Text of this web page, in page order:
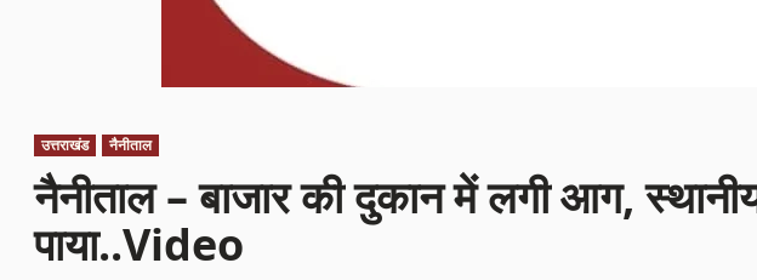
उत्तराखंड नैनीताल
नैनीताल – बाजार की दुकान में लगी आग,
पाया..Video